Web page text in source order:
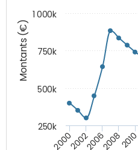
Montants (€)
20002002200620082010
1 000k
250k
500k
750k